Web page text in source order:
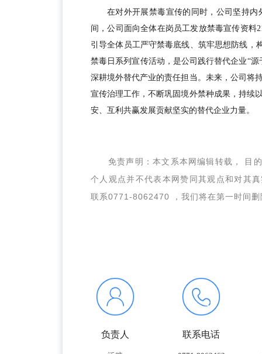
在对外开展禁毒宣传的同时，公司坚持
间，公司面向全体在岗员工发放禁毒宣传资料
引导全体员工严守禁毒底线、筑牢思想防线，
禁毒日系列宣传活动，是公司践行替代企业“
深耕境外替代产业的责任担当。未来，公司将
宣传治理工作，不断巩固境外禁种成果，持续
安、互利共赢发展贡献坚实的替代企业力量。
免责声明：本文系本网编辑转载， 目
个人观点并不代表本网赞同其观点和对其
联系0771-8062470 ，我们将在第一时间删
负责人 联系电话